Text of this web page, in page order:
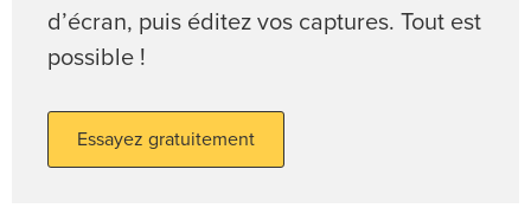
d’écran, puis éditez vos captures. Tout est
possible !
Essayez gratuitement